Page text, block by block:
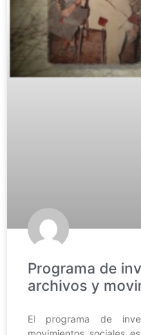
Programa de
archivos y
El programa de